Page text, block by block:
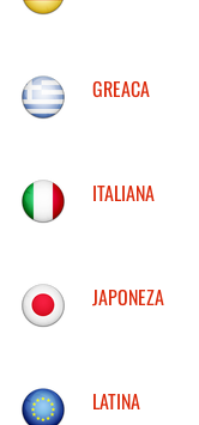
GREACA
ITALIANA
JAPONEZA
LATINA